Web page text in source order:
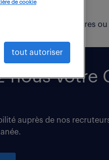
Modifiez vos critères ou
nous votre
auprès de nos
de cookie
tout autoriser